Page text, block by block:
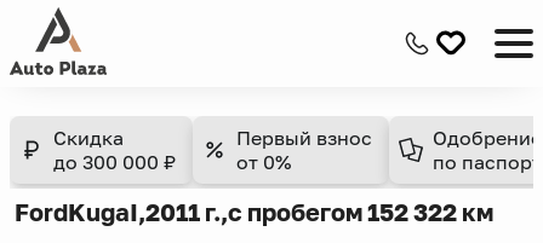
Скидка
до 300 000 ₽
Первый взнос
от 0%
Одобрение
по
FordKugaI,2011 г.,с пробегом 152 322 км